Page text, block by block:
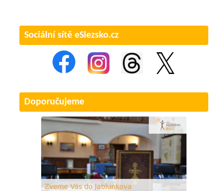
Sociální sítě eSlezsko.cz
Doporučujeme